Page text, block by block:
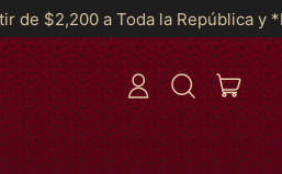
y *MSI a partir de $2999*
CONNEXION
RECHERCHER
SUR
NOTRE
SITE